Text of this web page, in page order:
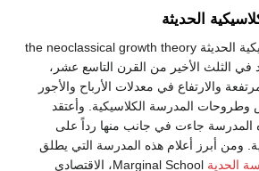
الحديثة
بنت نظرية النمو الكلاسيكية الحديثة the neoclassical growth theory
الثلث الأخير من القرن التاسع عشر،
والارتفاع في معدلات الأرباح والأجور
وطروحات المدرسة الكلاسيكية. وأعتقد
جاءت في جانب منها رداً على
ومن أبرز أعلام هذه المدرسة التي يطلق
الحدية
Marginal School، الاقتصادي